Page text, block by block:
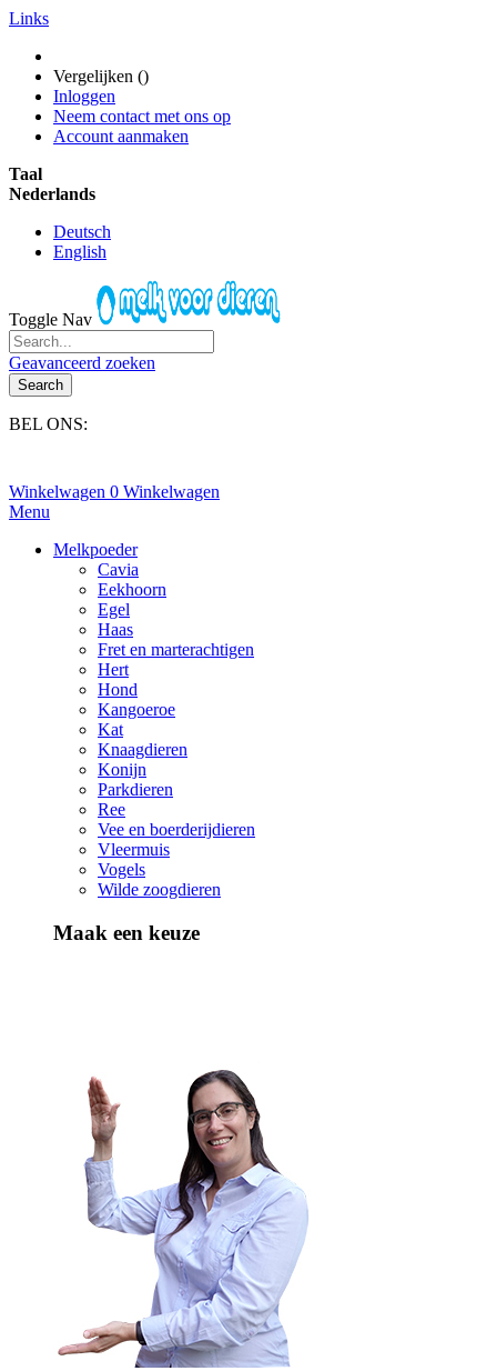
Links
Vergelijken ()
Inloggen
Neem contact met ons op
Account aanmaken
Taal
Nederlands
Deutsch
English
Toggle Nav
Geavanceerd zoeken
Search
BEL ONS:
Winkelwagen 0 Winkelwagen
Menu
Melkpoeder
Cavia
Eekhoorn
Egel
Haas
Fret en marterachtigen
Hert
Hond
Kangoeroe
Kat
Knaagdieren
Konijn
Parkdieren
Ree
Vee en boerderijdieren
Vleermuis
Vogels
Wilde zoogdieren
Maak een keuze